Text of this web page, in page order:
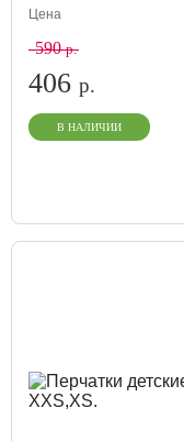
Цена
590р.
406 р.
В НАЛИЧИИ